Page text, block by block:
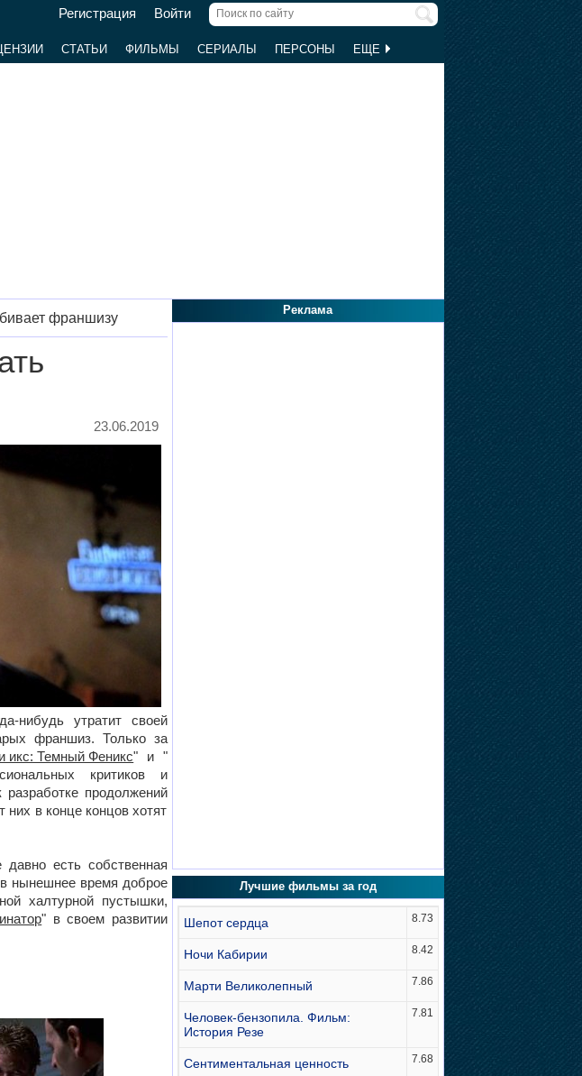
Регистрация Войти
СТАТЬИ ФИЛЬМЫ СЕРИАЛЫ ПЕРСОНЫ ЕЩЕ
франшизу
23.06.2019
нибудь утратит своей
франшиз. Только за
икс: Темный Феникс" и "
критиков и
продолжений
в конце концов хотят
есть собственная
нынешнее время доброе
халтурной пустышки,
" в своем развитии
Реклама
Лучшие фильмы за год
Шепот сердца 8.73
Ночи Кабирии 8.42
Марти Великолепный 7.86
Человек-бензопила. Фильм:
История Резе
7.81
Сентиментальная ценность 7.68